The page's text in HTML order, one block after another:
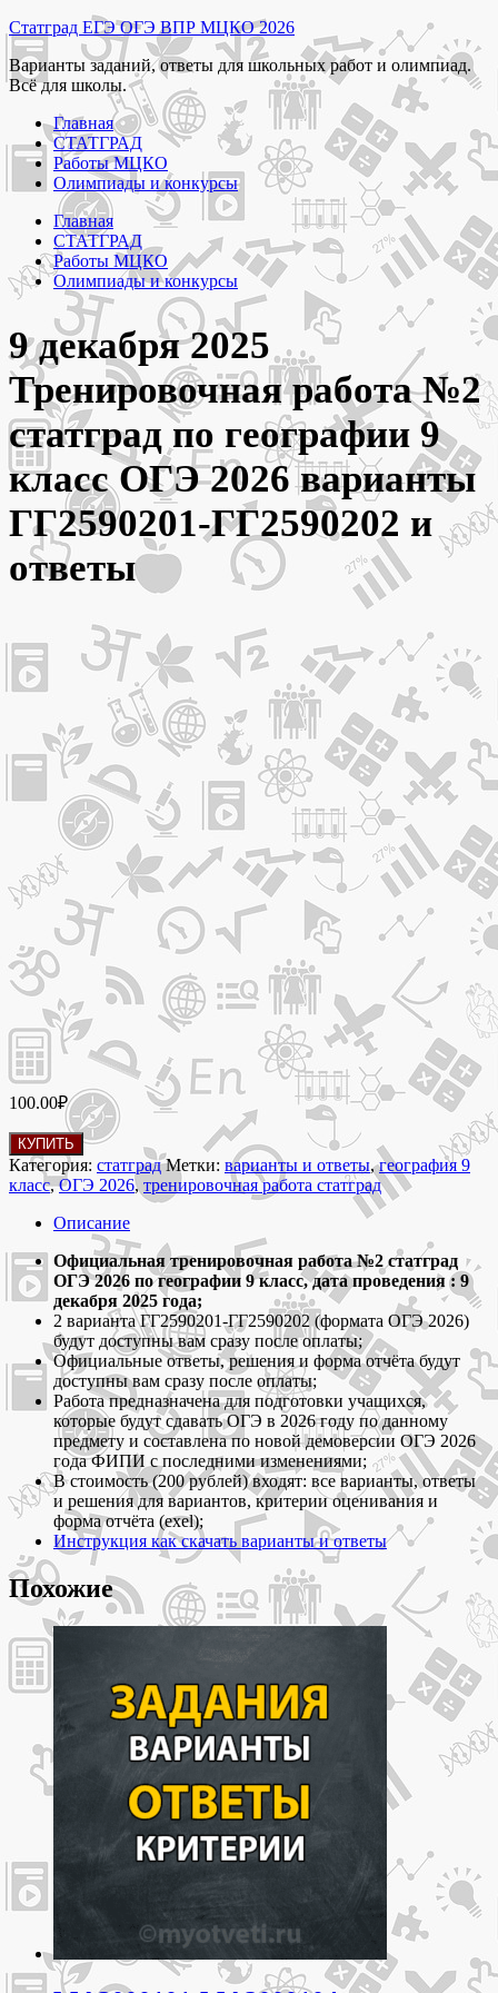
Перейти
к
содержимому
Статград ЕГЭ ОГЭ ВПР МЦКО 2026
Варианты заданий, ответы для школьных работ и олимпиад.
Всё для школы.
Главная
СТАТГРАД
Работы МЦКО
Олимпиады и конкурсы
Главная
СТАТГРАД
Работы МЦКО
Олимпиады и конкурсы
9 декабря 2025
Тренировочная работа №2
статград по географии 9
класс ОГЭ 2026 варианты
ГГ2590201-ГГ2590202 и
ответы
100.00₽
Количество
товара
9
2025
Тренировочная
работа
№2
статград
географии
9
класс
ОГЭ
варианты
ГГ2590201-
ГГ2590202
и
ответы
КУПИТЬ
Категория: статград Метки: варианты и ответы,география 9
класс,ОГЭ 2026, тренировочная работа статград
Описание
Официальная тренировочная работа №2 статград
ОГЭ 2026 по географии 9 класс, дата проведения : 9
декабря 2025 года;
2 варианта ГГ2590201-ГГ2590202 (формата ОГЭ 2026)
будут доступны вам сразу после оплаты;
Официальные ответы, решения и форма отчёта будут
доступны вам сразу после оплаты;
Работа предназначена для подготовки учащихся,
которые будут сдавать ОГЭ в 2026 году по данному
предмету и составлена по новой демоверсии ОГЭ 2026
года ФИПИ с последними изменениями;
В стоимость (200 рублей) входят: все варианты, ответы
и решения для вариантов, критерии оценивания и
форма отчёта (exel);
Инструкция как скачать варианты и ответы
Похожие